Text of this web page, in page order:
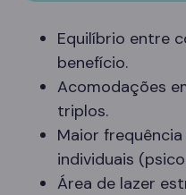
Equilíbrio entre
benefício.
Acomodações
triplos.
Maior
individuais
Área de lazer